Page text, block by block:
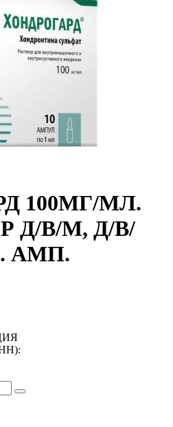
100МГ/МЛ.
Д/В/М, Д/В/
АМП.
: